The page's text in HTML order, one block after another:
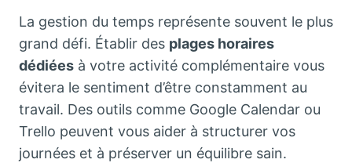
La gestion du temps représente souvent le plus
grand défi. Établir des plages horaires
dédiées à votre activité complémentaire vous
évitera le sentiment d’être constamment au
travail. Des outils comme Google Calendar ou
Trello peuvent vous aider à structurer vos
journées et à préserver un équilibre sain.